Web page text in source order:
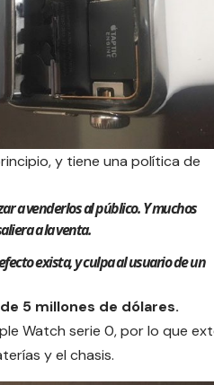
y tiene una política de
a venderlos al público. Y muchos
a la venta.
exista, y culpa al usuario de un
5 millones de dólares.
Watch serie 0, por lo que
y el chasis.